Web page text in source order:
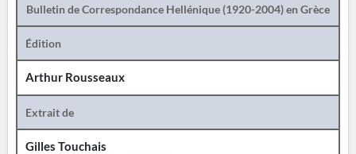
Bulletin de Correspondance Hellénique (1920-2004) en Grèce
Édition
Arthur Rousseaux
Extrait de
Gilles Touchais